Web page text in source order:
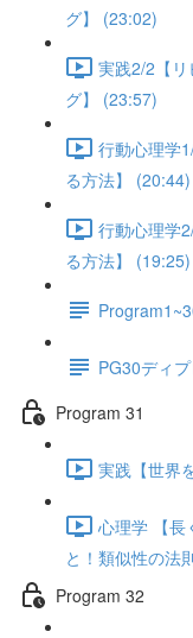
グ】 (23:02)
実践2/2【
グ】 (23:57)
行動心理学
る方法】 (20:44)
行動心理学
る方法】 (19:25)
PG30ディ
Program 31
実践【世界
心理学 【
と！類似性の法
Program 32